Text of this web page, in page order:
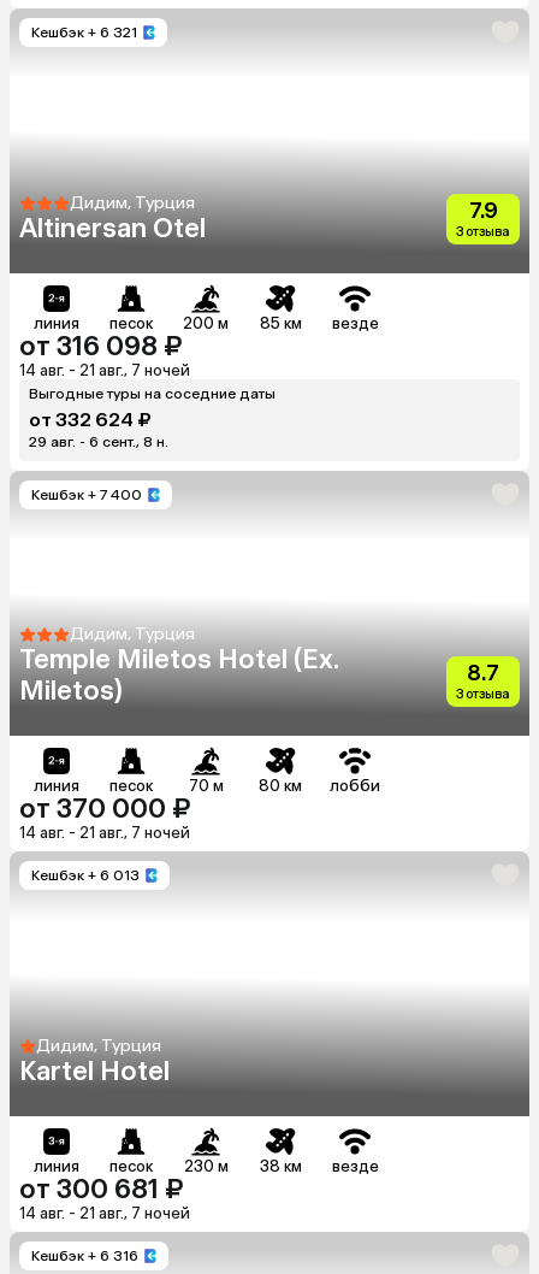
Кешбэк + 6 321
Дидим, Турция
Altinersan Otel
7.9
3 отзыва
линия песок 200 м 85 км везде
от 316 098 ₽
14 авг. - 21 авг., 7 ночей
Выгодные туры на соседние даты
от 332 624 ₽
29 авг. - 6 сент., 8 н.
Кешбэк + 7 400
Дидим, Турция
Temple Miletos Hotel (Ex.
Miletos)
8.7
3 отзыва
линия песок 70 м 80 км лобби
от 370 000 ₽
14 авг. - 21 авг., 7 ночей
Кешбэк + 6 013
Дидим, Турция
Kartel Hotel
линия песок 230 м 38 км везде
от 300 681 ₽
14 авг. - 21 авг., 7 ночей
Кешбэк + 6 316